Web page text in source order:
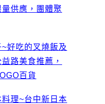
供應，團體聚
~好吃的叉燒飯及
路美食推薦，
百貨
料理~台中新日本